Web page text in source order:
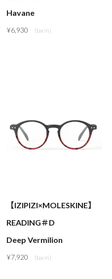
Havane
¥6,930
【IZIPIZI×MOLESKINE】
READING＃D
Deep Vermilion
¥7,920